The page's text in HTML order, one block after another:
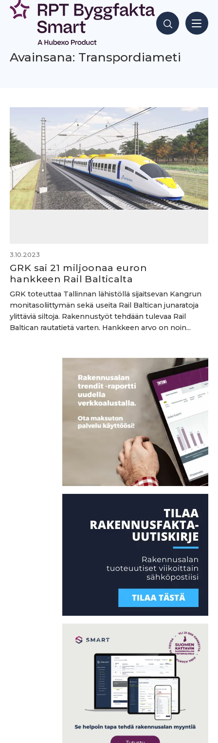
Siirry
sisältöön
Hae sisältöjä
Avainsana: Transpordiameti
3.10.2023
GRK sai 21 miljoonaa euron
hankkeen Rail Balticalta
GRK toteuttaa Tallinnan lähistöllä sijaitsevan Kangrun
monitasoliittymän sekä useita Rail Baltican junaratoja
ylittäviä siltoja. Rakennustyöt tehdään tulevaa Rail
Baltican rautatietä varten. Hankkeen arvo on noin...